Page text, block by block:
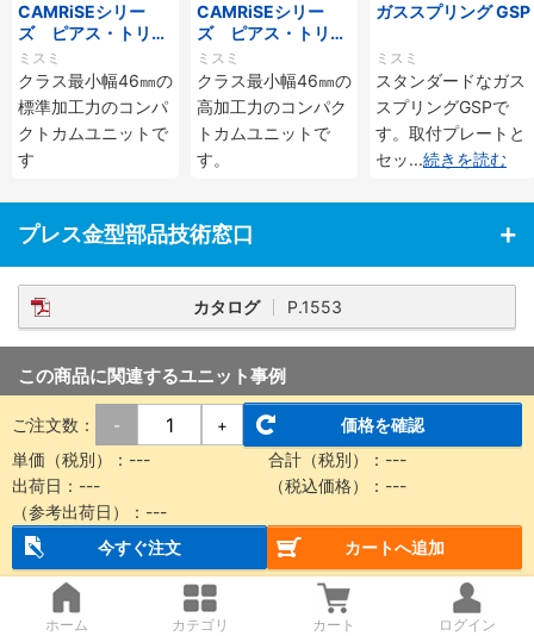
CAMRiSEシリー
ズ ピアス・トリ
ム・フランジ用コン
パクト -ショート
ストローク- CB-S
46
ミスミ
クラス最小幅46㎜の
標準加工力のコンパ
クトカムユニットで
す
CAMRiSEシリー
ズ ピアス・トリ
ム・フランジ用コン
パクト -ロングス
トローク- CB-L46
ミスミ
クラス最小幅46㎜の
高加工力のコンパク
トカムユニットで
す。
ガススプリング GSP
ミスミ
スタンダードなガス
スプリングGSPで
す。取付プレートと
セッ...続きを読む
プレス金型部品技術窓口
カタログ P.1553
この商品に関連するユニット事例
ワークの位置ずれに追従するチャック機構
他のユニット事例を見る
コイルスプリング SWL 【金型用標準部品】のレ
ご注文数： - +
価格を確認
単価（税別）： --- 合計（税別）： ---
出荷日： --- （税込価格）： ---
（参考出荷日）： ---
今すぐ注文
カートへ追加
ホーム カテゴリ カート ログイン